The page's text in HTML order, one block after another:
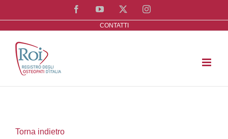
contenuto
FacebookYouTube Instagram
CONTATTI
Torna indietro